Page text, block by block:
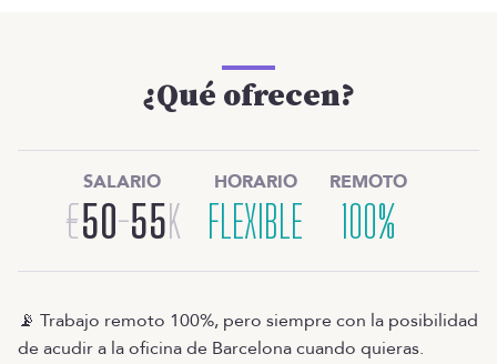
¿Qué ofrecen?
SALARIO
€50-55K
HORARIO
FLEXIBLE
REMOTO
100%
📡 Trabajo remoto 100%, pero siempre con la posibilidad
de acudir a la oficina de Barcelona cuando quieras.